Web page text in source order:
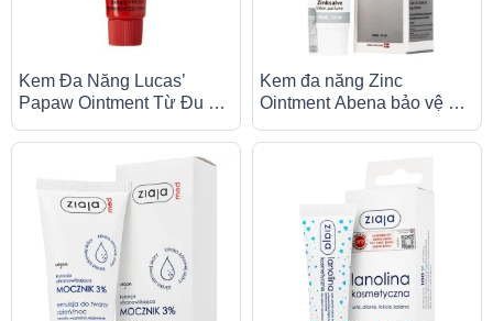
Kem Đa Năng Lucas’
Papaw Ointment Từ Đu Đủ
Phục Hồi Da (25g & 75g)
Kem đa năng Zinc
Ointment Abena bảo vệ da,
ngừa loét (15ml)